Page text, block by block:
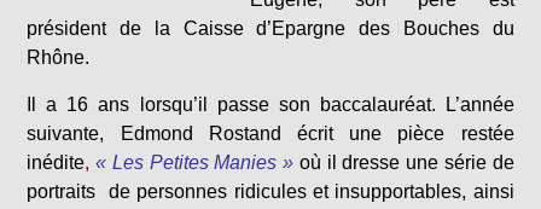
président de la Caisse d’Epargne des Bouches du
Rhône.
Il a 16 ans lorsqu’il passe son baccalauréat. L’année
suivante, Edmond Rostand écrit une pièce restée
inédite, « Les Petites Manies » où il dresse une série de
portraits de personnes ridicules et insupportables, ainsi